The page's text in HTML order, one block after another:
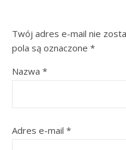
Twój adres e-mail nie
pola są oznaczone *
Nazwa *
Adres e-mail *